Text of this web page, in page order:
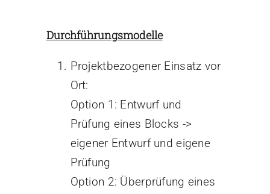
Durchführungsmodelle
Projektbezogener Einsatz vor
Ort:
Option 1: Entwurf und
Prüfung eines Blocks ->
eigener Entwurf und eigene
Prüfung
Option 2: Überprüfung eines